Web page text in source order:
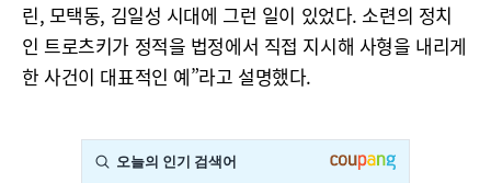
린, 모택동, 김일성 시대에 그런 일이 있었다. 소련의 정치
인 트로츠키가 정적을 법정에서 직접 지시해 사형을 내리게
한 사건이 대표적인 예”라고 설명했다.